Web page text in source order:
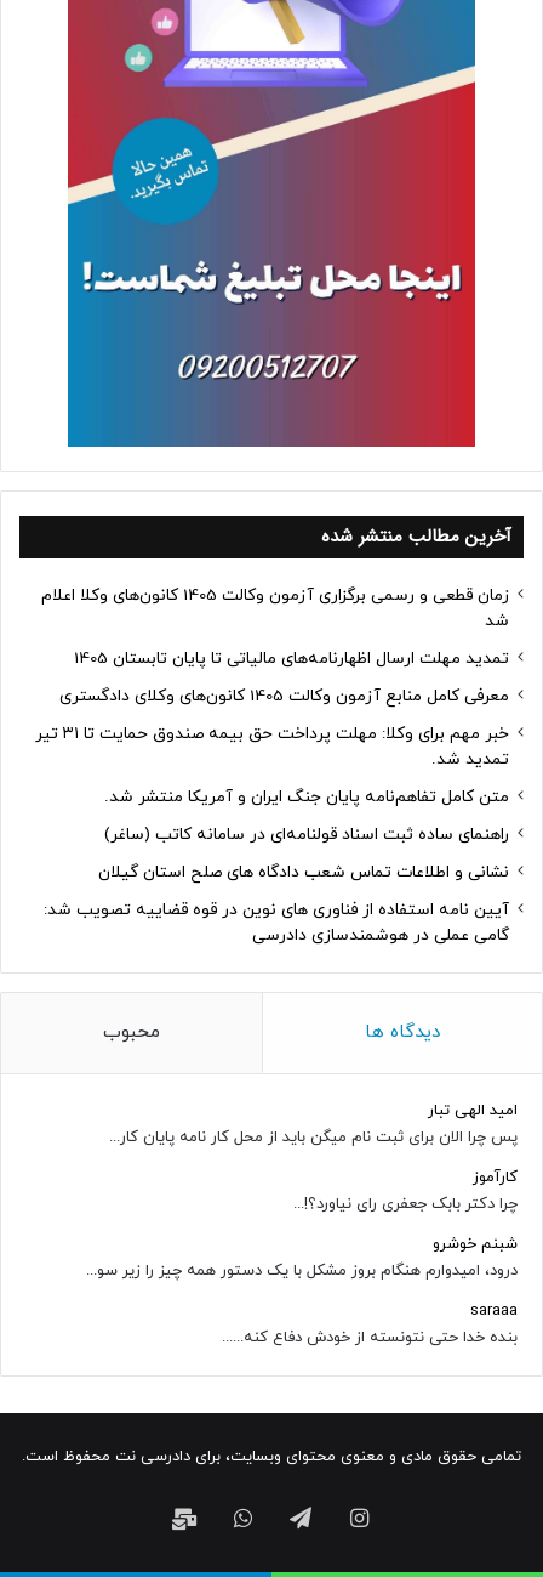
آخرین مطالب منتشر شده
زمان قطعی و رسمی برگزاری آزمون وکالت 1405 کانون‌های وکلا اعلام
شد
تمدید مهلت ارسال اظهارنامه‌های مالیاتی تا پایان تابستان 1405
معرفی کامل منابع آزمون وکالت 1405 کانون‌های وکلای دادگستری
خبر مهم برای وکلا: مهلت پرداخت حق بیمه صندوق حمایت تا ۳۱ تیر
تمدید شد.
متن کامل تفاهم‌نامه پایان جنگ ایران و آمریکا منتشر شد.
راهنمای ساده ثبت اسناد قولنامه‌ای در سامانه کاتب (ساغر)
نشانی و اطلاعات تماس شعب دادگاه های صلح استان گیلان
آیین نامه استفاده از فناوری های نوین در قوه قضاییه تصویب شد:
گامی عملی در هوشمندسازی دادرسی
دیدگاه ها محبوب
امید الهی تبار
پس چرا الان برای ثبت نام میگن باید از محل کار نامه پایان کار...
کارآموز
چرا دکتر بابک جعفری رای نیاورد؟!...
شبنم خوشرو
درود، امیدوارم هنگام بروز مشکل با یک دستور همه چیز را زیر سو...
saraaa
بنده خدا حتی نتونسته از خودش دفاع کنه......
تمامی حقوق مادی و معنوی محتوای وبسایت، برای دادرسی نت محفوظ است.
اینستاگرامتلگرامواتس ایمیل